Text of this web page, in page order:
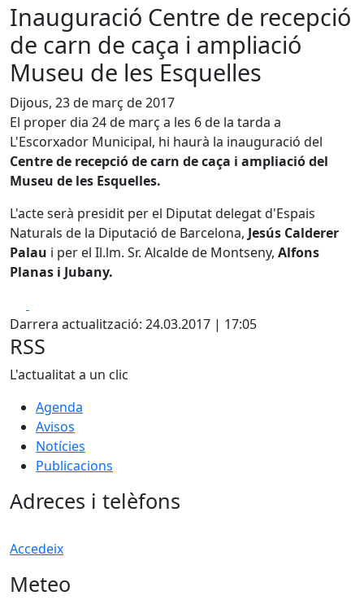
Inauguració Centre de recepció
de carn de caça i ampliació
Museu de les Esquelles
Dijous, 23 de març de 2017
El proper dia 24 de març a les 6 de la tarda a
L'Escorxador Municipal, hi haurà la inauguració del
Centre de recepció de carn de caça i ampliació del
Museu de les Esquelles.
L'acte serà presidit per el Diputat delegat d'Espais
Naturals de la Diputació de Barcelona, Jesús Calderer
Palau i per el Il.lm. Sr. Alcalde de Montseny, Alfons
Planas i Jubany.
Darrera actualització: 24.03.2017 | 17:05
RSS
L'actualitat a un clic
Agenda
Avisos
Notícies
Publicacions
Adreces i telèfons
Accedeix
Meteo